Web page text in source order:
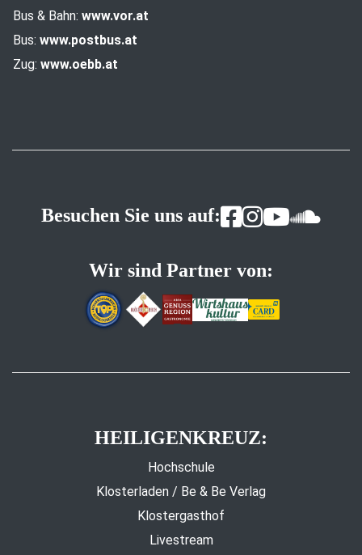
Bus & Bahn: www.vor.at
Bus: www.postbus.at
Zug: www.oebb.at
Besuchen Sie uns auf:
Wir sind Partner von:
HEILIGENKREUZ:
Hochschule
Klosterladen / Be & Be Verlag
Klostergasthof
Livestream